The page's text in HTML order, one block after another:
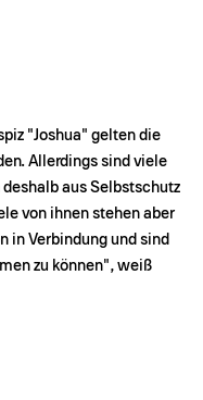
"Joshua" gelten die
Allerdings sind viele
deshalb aus Selbstschutz
von ihnen stehen aber
in Verbindung und sind
zu können", weiß